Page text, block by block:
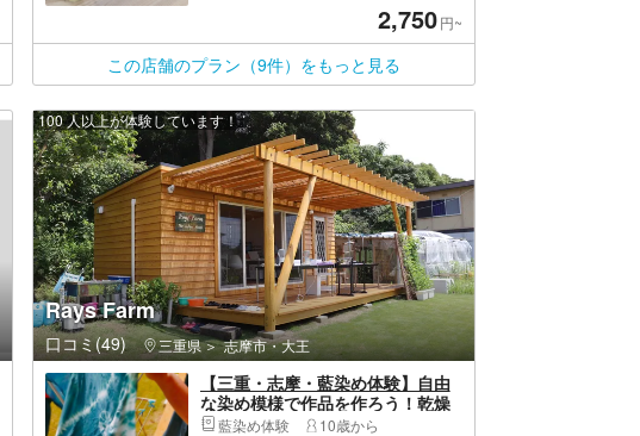
2,750円~
この店舗のプラン（9件）をもっと見る
Rays Farm
口コミ(49) 三重県 志摩市・大王
100 人以上が体験しています！
【三重・志摩・藍染め体験】自由
な染め模様で作品を作ろう！乾燥
葉染め体験
藍染め体験 10歳から